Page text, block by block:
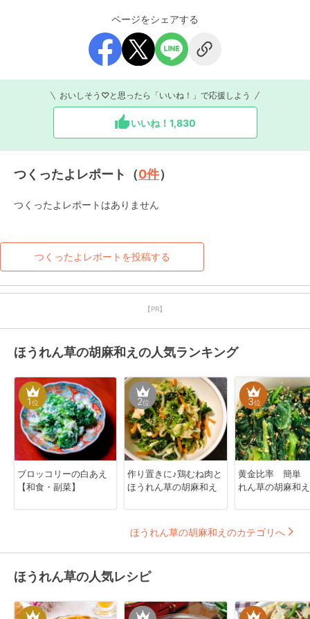
ページをシェアする
おいしそう♡と思ったら「いいね！」で応援しよう
いいね！ 1,830
つくったよレポート（0件）
つくったよレポートはありません
つくったよレポートを投稿する
【PR】
ほうれん草の胡麻和えの人気ランキング
1位
ブロッコリーの白あえ
【和食・副菜】
2位
作り置きに♪鶏むね肉と
ほうれん草の胡麻和え
3位
黄金比率 簡単
れん草の胡麻和え
ほうれん草の胡麻和えのカテゴリへ
ほうれん草の人気レシピ